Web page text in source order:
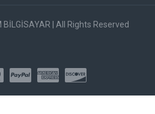
| All Rights Reserved